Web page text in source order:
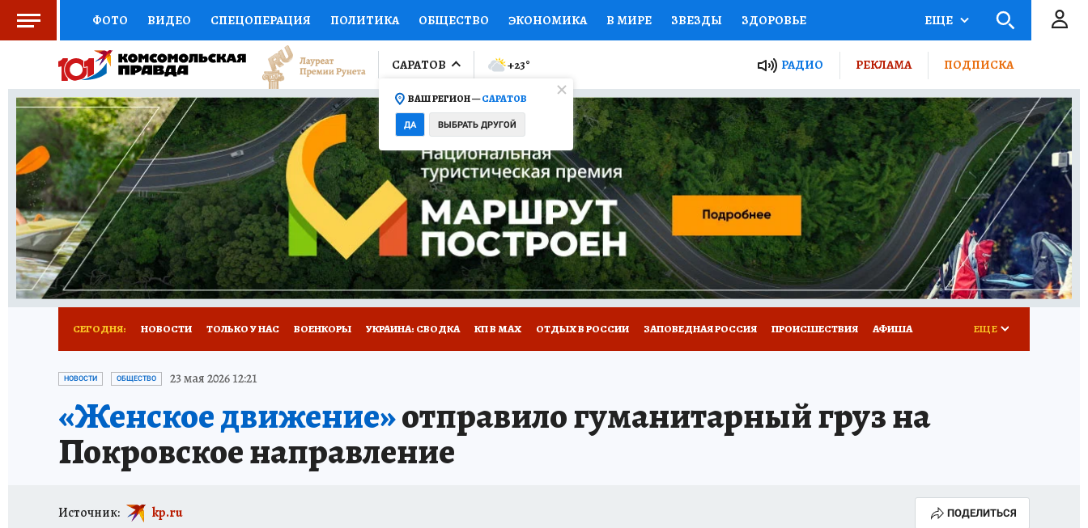
ФОТО ВИДЕО СПЕЦОПЕРАЦИЯ ПОЛИТИКА ОБЩЕСТВО ЭКОНОМИКА В МИРЕ ЗВЕЗДЫ ЗДОРОВЬЕ
СОЦПОДДЕРЖКА НАУКА СПОРТ КОЛУМНИСТЫ ПРОИСШЕСТВИЯ НАЦИОНАЛЬНЫЕ ПРОЕКТЫ РОССИИ
ВЫБОР ЭКСПЕРТОВ ДОКТОР ФИНАНСЫ ОТКРЫВАЕМ МИР Я ЗНАЮ СЕМЬЯ ЖЕНСКИЕ СЕКРЕТЫ ПУТЕВОДИТЕЛЬ
КНИЖНАЯ ПОЛКА ПРОГНОЗЫ НА СПОРТ ПРОМОКОДЫ СЕРИАЛЫ СПЕЦПРОЕКТЫ ДЕФИЦИТ ЖЕЛЕЗА ТУРИЗМ
ПРЕСС-ЦЕНТР НЕДВИЖИМОСТЬ ТЕЛЕВИЗОР КОЛЛЕКЦИИ КОНКУРСЫ РАБОТА У НАС ГИД ПОТРЕБИТЕЛЯ ВСЕ О КП
РАДИО КП РЕКЛАМА ТЕСТЫ НОВОЕ НА САЙТЕ
ЕЩЕ
САРАТОВ
ВАШ РЕГИОН —САРАТОВ
ДА ВЫБРАТЬ ДРУГОЙ
+23° РАДИО РЕКЛАМА ПОДПИСКА
СЕГОДНЯ: НОВОСТИ ТОЛЬКО У НАС ВОЕНКОРЫ УКРАИНА: СВОДКА КП В МАХ ОТДЫХ В РОССИИ ЗАПОВЕДНАЯ РОССИЯ ПРОИСШЕСТВИЯ АФИША
ИСПЫТАНО НА СЕБЕ
ЕЩЕ
НОВОСТИ ОБЩЕСТВО 23 мая 2026 12:21
«Женское движение»отправило гуманитарный груз на
Покровское направление
Источник: kp.ru ПОДЕЛИТЬСЯ